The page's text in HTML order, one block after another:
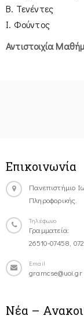
Β. Τενέντες
Ι. Φούντος
Αντιστοιχία
Επικοινωνία
Πανεπιστήμιο
Πληροφορικής.
Τηλέφωνο
Γραμματεία:
26510-07458,
Email
gramcse@uoi.gr
Νέα –